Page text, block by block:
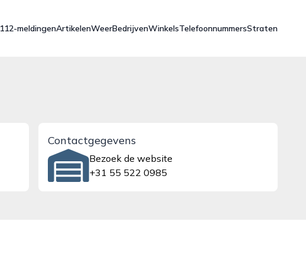
112-meldingenArtikelenWeerBedrijvenWinkelsTelefoonnummersStraten
Contactgegevens
Bezoek de website
+31 55 522 0985